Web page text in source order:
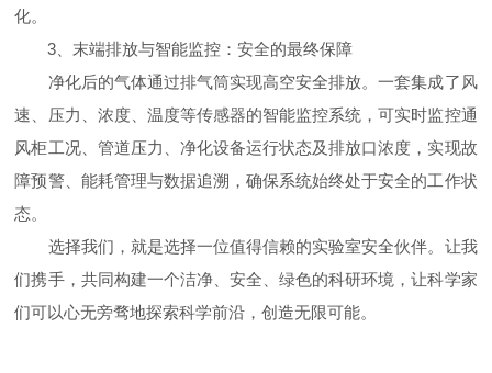
化。
3、末端排放与智能监控：安全的最终保障
净化后的气体通过排气筒实现高空安全排放。一套集成了风
速、压力、浓度、温度等传感器的智能监控系统，可实时监控通
风柜工况、管道压力、净化设备运行状态及排放口浓度，实现故
障预警、能耗管理与数据追溯，确保系统始终处于安全的工作状
态。
选择我们，就是选择一位值得信赖的实验室安全伙伴。让我
们携手，共同构建一个洁净、安全、绿色的科研环境，让科学家
们可以心无旁骛地探索科学前沿，创造无限可能。